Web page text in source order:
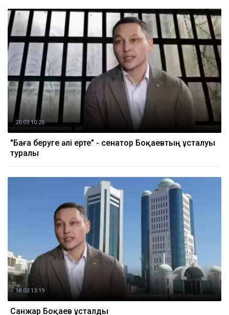
20.03 10:26
"Баға беруге әлі ерте" - сенатор Боқаевтың ұсталуы
туралы
18.03 13:19
Санжар Боқаев ұсталды